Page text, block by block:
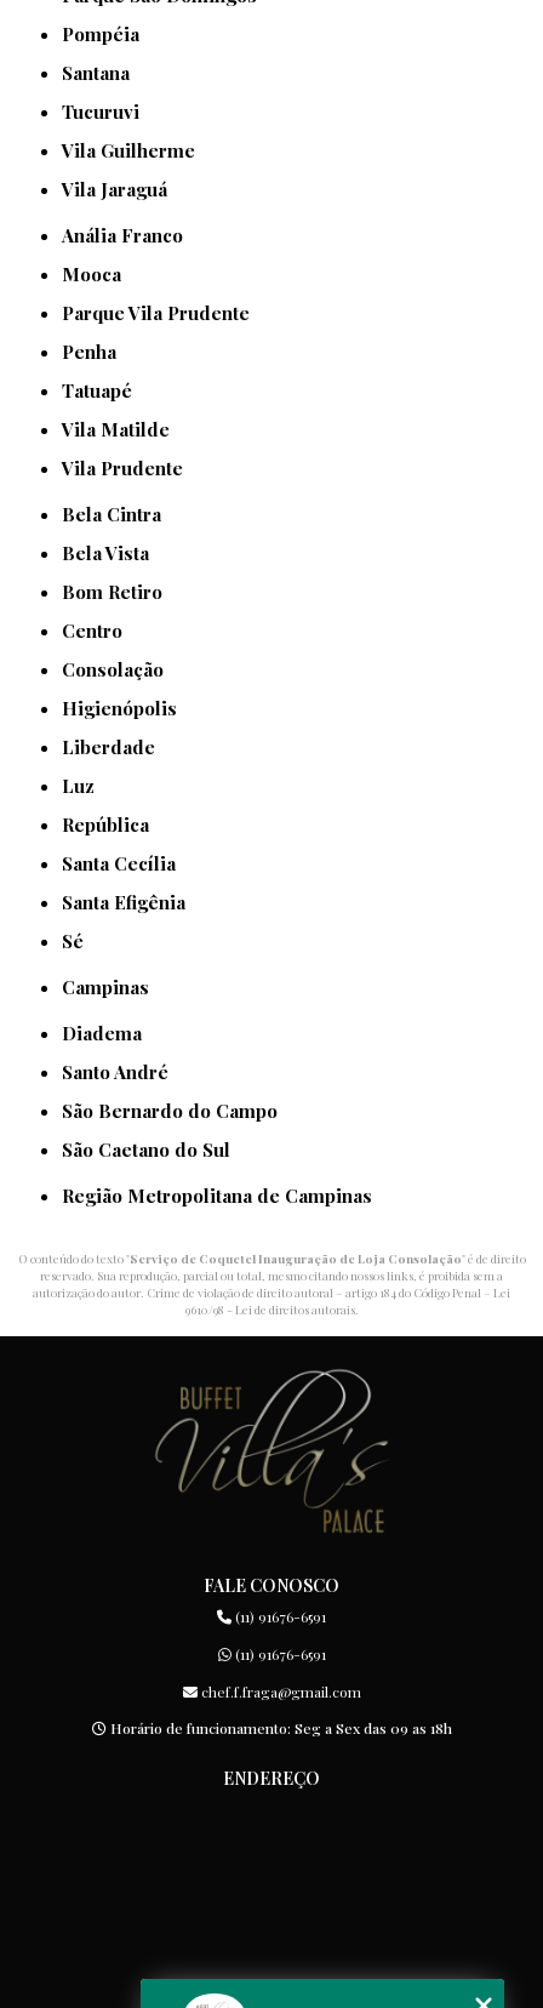
Pompéia
Santana
Tucuruvi
Vila Guilherme
Vila Jaraguá
Anália Franco
Mooca
Parque Vila Prudente
Penha
Tatuapé
Vila Matilde
Vila Prudente
Bela Cintra
Bela Vista
Bom Retiro
Centro
Consolação
Higienópolis
Liberdade
Luz
República
Santa Cecília
Santa Efigênia
Sé
Campinas
Diadema
Santo André
São Bernardo do Campo
São Caetano do Sul
Região Metropolitana de Campinas
O conteúdo do texto "Serviço de Coquetel Inauguração de Loja Consolação" é de direito
reservado. Sua reprodução, parcial ou total, mesmo citando nossos links, é proibida sem a
autorização do autor. Crime de violação de direito autoral – artigo 184 do Código Penal – Lei
9610/98 - Lei de direitos autorais.
FALE CONOSCO
(11) 91676-6591
(11) 91676-6591
chef.f.fraga@gmail.com
Horário de funcionamento: Seg a Sex das 09 as 18h
ENDEREÇO